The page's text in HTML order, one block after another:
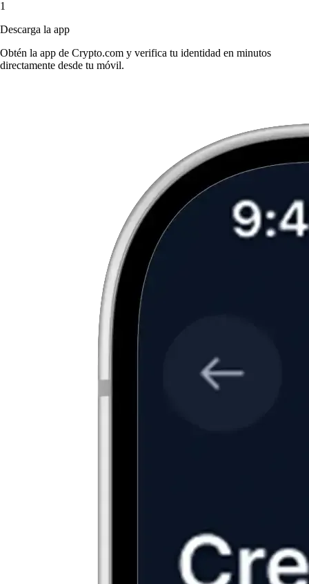
1
Descarga la app
Obtén la app de Crypto.com y verifica tu identidad en minutos
directamente desde tu móvil.